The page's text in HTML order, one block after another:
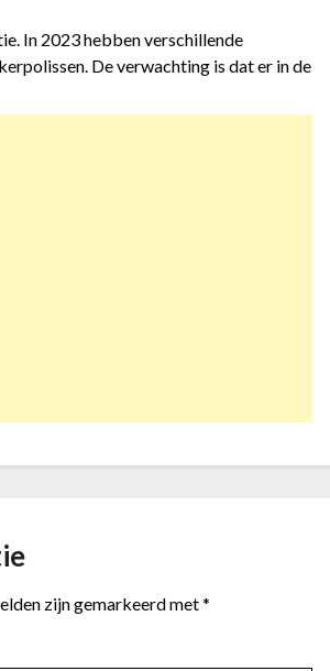
In 2023 hebben verschillende
De verwachting is dat er in de
zijn gemarkeerd met*